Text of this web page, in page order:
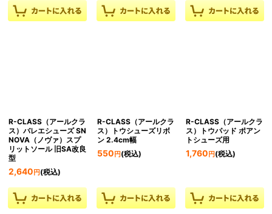
R-CLASS（アールクラ
ス）バレエシューズ SN
NOVA（ノヴァ）スプ
リットソール 旧SA改良
型
2,640 円 (税込)
R-CLASS（アールクラ
ス）トウシューズリボ
ン 2.4cm幅
550 円(税込)
R-CLASS（アールクラ
ス）トウパッド ポアン
トシューズ用
1,760 円(税込)